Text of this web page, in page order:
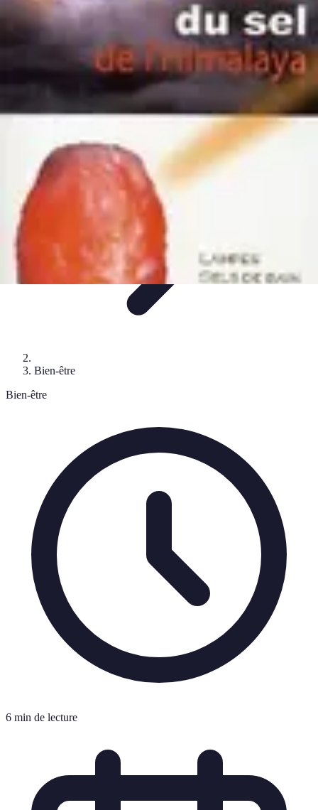
Rituels Coréens
Purification et Bien-être
Famille et Relations Bien-être Rituels et
Rituels Coréens
Bien-être
Bien-être
6 min de lecture